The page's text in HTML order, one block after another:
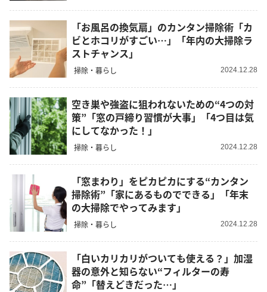
「お風呂の換気扇」のカンタン掃除術「カ
ビとホコリがすごい…」「年内の大掃除ラ
ストチャンス」
掃除・暮らし 2024.12.28
空き巣や強盗に狙われないための“4つの対
策”「窓の戸締り習慣が大事」「4つ目は気
にしてなかった！」
掃除・暮らし 2024.12.28
「窓まわり」をピカピカにする“カンタン
掃除術”「家にあるものでできる」「年末
の大掃除でやってみます」
掃除・暮らし 2024.12.28
「白いカリカリがついても使える？」加湿
器の意外と知らない“フィルターの寿
命”「替えどきだった…」